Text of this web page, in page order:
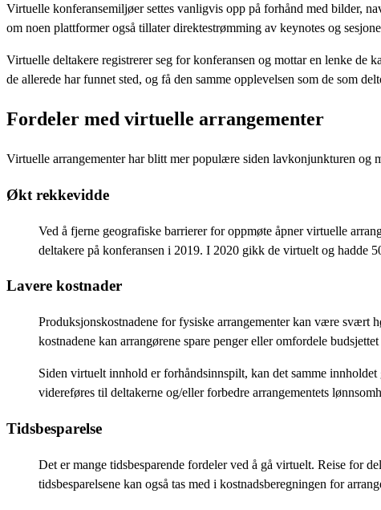
Virtuelle konferansemiljøer settes vanligvis opp på forhånd med bilder,
om noen plattformer også tillater direktestrømming av keynotes og
Virtuelle deltakere registrerer seg for konferansen og mottar en lenke de
de allerede har funnet sted, og få den samme opplevelsen som de som
Fordeler med virtuelle arrangementer
Virtuelle arrangementer har blitt mer populære siden lavkonjunkturen og
Økt rekkevidde
Ved å fjerne geografiske barrierer for oppmøte åpner virtuelle
deltakere på konferansen i 2019. I 2020 gikk de virtuelt og hadde
Lavere kostnader
Produksjonskostnadene for fysiske arrangementer kan være svært
kostnadene kan arrangørene spare penger eller omfordele
Siden virtuelt innhold er forhåndsinnspilt, kan det samme
videreføres til deltakerne og/eller forbedre arrangementets
Tidsbesparelse
Det er mange tidsbesparende fordeler ved å gå virtuelt. Reise for
tidsbesparelsene kan også tas med i kostnadsberegningen for